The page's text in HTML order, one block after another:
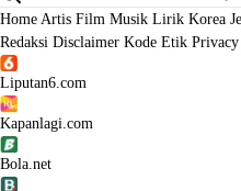
Home Artis Film Musik Lirik Korea
Redaksi Disclaimer Kode Etik
Liputan6.com
Kapanlagi.com
Bola.net